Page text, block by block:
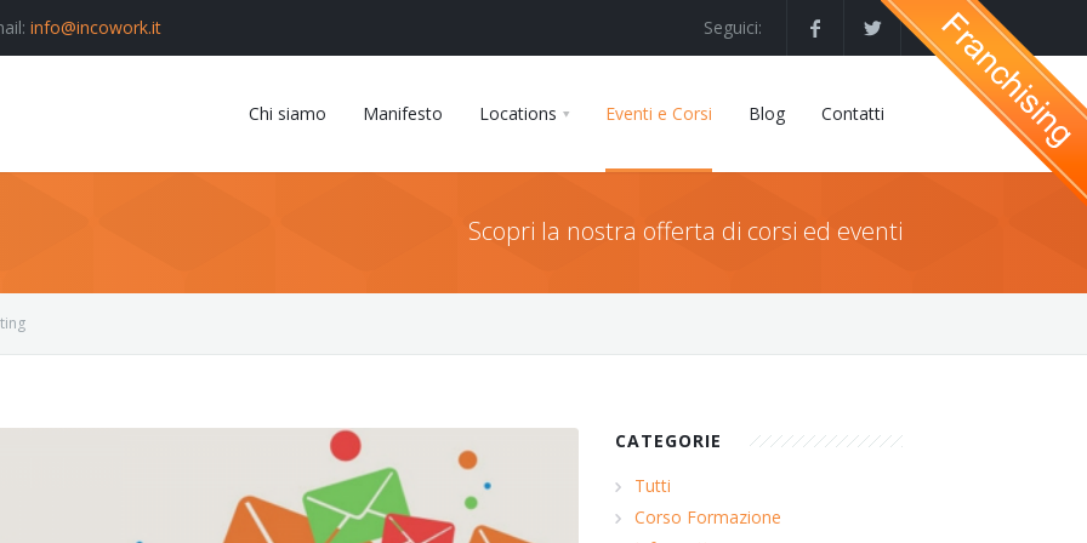
info@incowork.it Seguici:
Chi siamo Manifesto Locations Eventi e Corsi Blog Contatti
Scopri la nostra offerta di corsi ed eventi
CATEGORIE
Tutti
Corso Formazione